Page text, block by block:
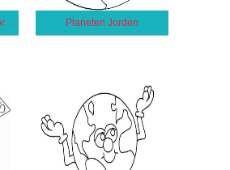
Planeten Jorden Gratis för Barn Planeten Jorden